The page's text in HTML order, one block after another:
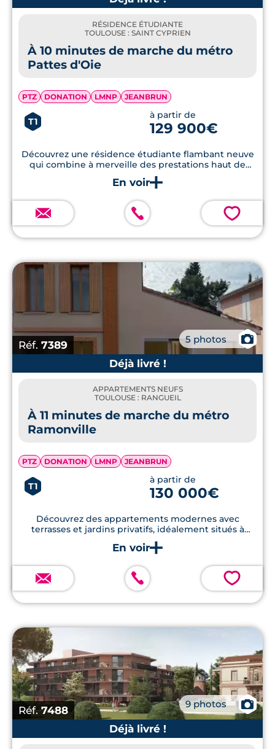
RÉSIDENCE ÉTUDIANTE
TOULOUSE : SAINT CYPRIEN
À 10 minutes de marche du métro
Pattes d'Oie
PTZ DONATION LMNP JEANBRUN
T1
à partir de
129 900€
Découvrez une résidence étudiante flambant neuve
qui combine à merveille des prestations haut de
gamme, un espace vert commun soigneusement
aménagé, ainsi qu'une salle de sport, le tout situé à
💗
Réf. 7389 5 photos
📷
Déjà livré !
APPARTEMENTS NEUFS
TOULOUSE : RANGUEIL
À 11 minutes de marche du métro
Ramonville
PTZ DONATION LMNP JEANBRUN
T1
à partir de
130 000€
Découvrez des appartements modernes avec
terrasses et jardins privatifs, idéalement situés à
proximité de l’Université Paul Sabatier et du métro
de Ramonville, et bâtis dans le respect des normes
💗
Réf.7488 9 photos
📷
Déjà livré !